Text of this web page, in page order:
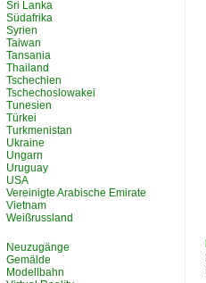
Sri Lanka
Südafrika
Syrien
Taiwan
Tansania
Thailand
Tschechien
Tschechoslowakei
Tunesien
Türkei
Turkmenistan
Ukraine
Ungarn
Uruguay
USA
Vereinigte Arabische Emirate
Vietnam
Weißrussland
Neuzugänge
Gemälde
Modellbahn